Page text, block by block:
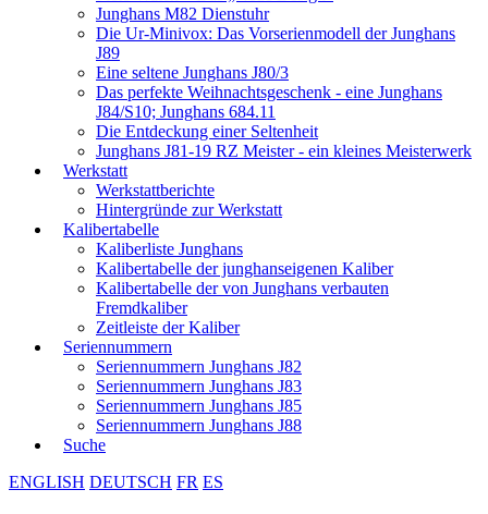
Junghans M82 Dienstuhr
Die Ur-Minivox: Das Vorserienmodell der Junghans
J89
Eine seltene Junghans J80/3
Das perfekte Weihnachtsgeschenk - eine Junghans
J84/S10; Junghans 684.11
Die Entdeckung einer Seltenheit
Junghans J81-19 RZ Meister - ein kleines Meisterwerk
Werkstatt
Werkstattberichte
Hintergründe zur Werkstatt
Kalibertabelle
Kaliberliste Junghans
Kalibertabelle der junghanseigenen Kaliber
Kalibertabelle der von Junghans verbauten
Fremdkaliber
Zeitleiste der Kaliber
Seriennummern
Seriennummern Junghans J82
Seriennummern Junghans J83
Seriennummern Junghans J85
Seriennummern Junghans J88
Suche
ENGLISH DEUTSCH FR ES